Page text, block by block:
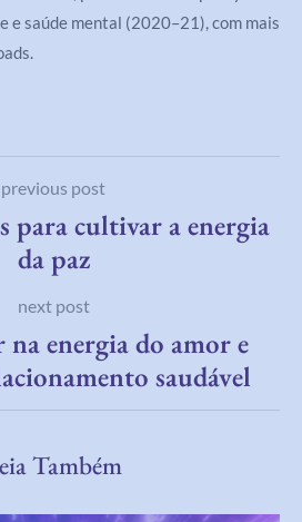
e saúde mental (2020–21), com mais
previous post
para cultivar a energia
da paz
next post
energia do amor e
saudável
Também